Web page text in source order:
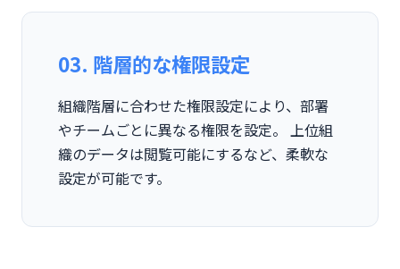
03. 階層的な権限設定
組織階層に合わせた権限設定により、部署
やチームごとに異なる権限を設定。 上位組
織のデータは閲覧可能にするなど、柔軟な
設定が可能です。